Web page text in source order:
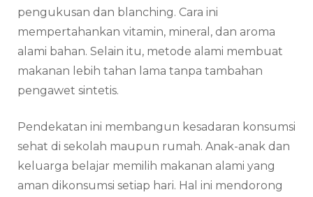
pengukusan dan blanching. Cara ini
mempertahankan vitamin, mineral, dan aroma
alami bahan. Selain itu, metode alami membuat
makanan lebih tahan lama tanpa tambahan
pengawet sintetis.
Pendekatan ini membangun kesadaran konsumsi
sehat di sekolah maupun rumah. Anak-anak dan
keluarga belajar memilih makanan alami yang
aman dikonsumsi setiap hari. Hal ini mendorong